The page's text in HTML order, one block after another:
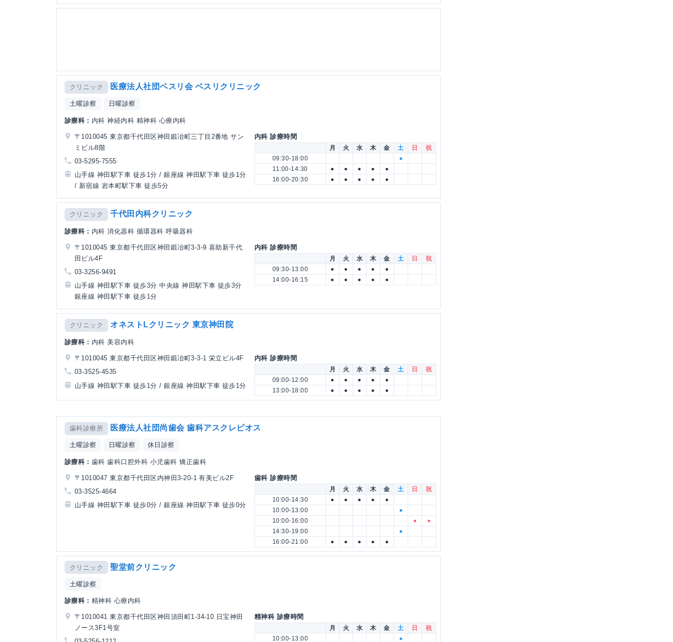
クリニック 医療法人社団ベスリ会 ベスリクリニック
土曜診察 日曜診察
診療科： 内科 神経内科 精神科 心療内科
〒1010045 東京都千代田区神田鍛冶町三丁目2番地 サン
ミビル8階
03-5295-7555
山手線 神田駅下車 徒歩1分 / 銀座線 神田駅下車 徒歩1分
/ 新宿線 岩本町駅下車 徒歩5分
内科 診療時間
月 火 水 木 金 土 日
祝
09:30-18:00
●
11:00-14:30
● ● ● ●
●
16:00-20:30
● ● ● ● ●
クリニック 千代田内科クリニック
診療科： 内科 消化器科 循環器科 呼吸器科
〒1010045 東京都千代田区神田鍛冶町3-3-9 喜助新千代
田ビル4F
03-3256-9491
山手線 神田駅下車 徒歩3分 中央線 神田駅下車 徒歩3分
銀座線 神田駅下車 徒歩1分
内科 診療時間
月 火 水 木 金 土 日
祝
09:30-13:00
● ● ● ●
●
14:00-16:15
● ● ● ● ●
クリニック オネストLクリニック 東京神田院
診療科： 内科 美容内科
〒1010045 東京都千代田区神田鍛冶町3-3-1 栄立ビル4F
03-3525-4535
山手線 神田駅下車 徒歩1分 / 銀座線 神田駅下車 徒歩1分
内科 診療時間
月 火 水 木 金 土 日
祝
09:00-12:00
● ● ● ●
●
13:00-18:00
● ● ● ● ●
歯科診療所 医療法人社団尚歯会 歯科アスクレピオス
土曜診察 日曜診察 休日診察
診療科： 歯科 歯科口腔外科 小児歯科 矯正歯科
〒1010047 東京都千代田区内神田3-20-1 有美ビル2F
03-3525-4664
山手線 神田駅下車 徒歩0分 / 銀座線 神田駅下車 徒歩0分
歯科 診療時間
月 火 水 木 金 土 日
祝
10:00-14:30
● ● ● ●
●
10:00-13:00
●
10:00-16:00
●
●
14:30-19:00
●
16:00-21:00
● ● ● ● ●
クリニック 聖堂前クリニック
土曜診察
診療科： 精神科 心療内科
〒1010041 東京都千代田区神田須田町1-34-10 日宝神田
ノース3F1号室
精神科 診療時間
月 火 水 木 金 土 日
祝
10:00-13:00
●